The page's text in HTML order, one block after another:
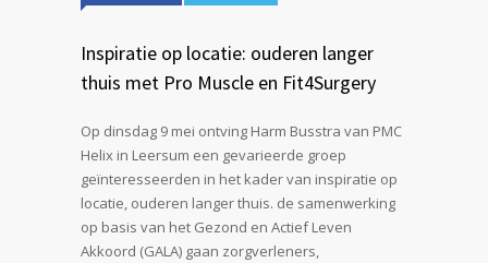
Inspiratie op locatie: ouderen langer
thuis met Pro Muscle en Fit4Surgery
Op dinsdag 9 mei ontving Harm Busstra van PMC
Helix in Leersum een gevarieerde groep
geïnteresseerden in het kader van inspiratie op
locatie, ouderen langer thuis. de samenwerking
op basis van het Gezond en Actief Leven
Akkoord (GALA) gaan zorgverleners,